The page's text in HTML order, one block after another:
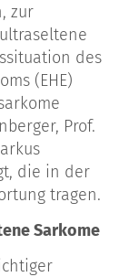
zur
des
(EHE)
Prof.
die in der
tragen.
Sarkome